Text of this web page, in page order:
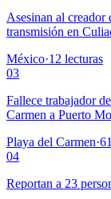
Asesinan al creador
transmisión en
México·12 lecturas
03
Fallece trabajador
Carmen a Puerto
Playa del Carmen·
04
Reportan a 23